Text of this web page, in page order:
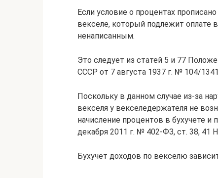
Если условие о процентах
векселе, который подлежит оплате
ненаписанным.
Это следует из статей 5 и 77
СССР от 7 августа 1937 г. № 104/
Поскольку в данном случае из-за
векселя у векселедержателя не
начисление процентов в бухучете и
декабря 2011 г. № 402-ФЗ, ст. 38, 41
Бухучет доходов по векселю